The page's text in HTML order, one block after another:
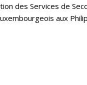
des Services de
aux